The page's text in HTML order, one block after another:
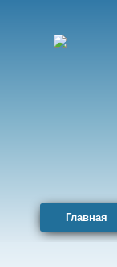
Главная